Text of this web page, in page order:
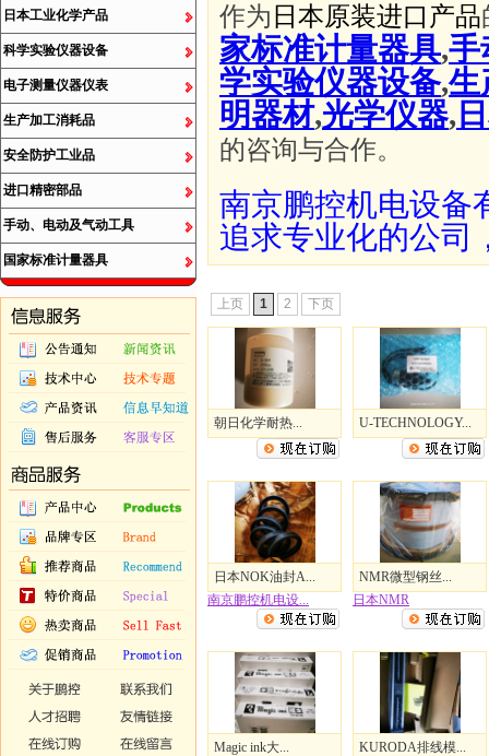
日本工业化学产品
科学实验仪器设备
电子测量仪器仪表
生产加工消耗品
安全防护工业品
进口精密部品
手动、电动及气动工具
国家标准计量器具
作为 日本原装进口产品
家标准计量器具,手
学实验仪器设备,生
明器材,光学仪器,
的咨询与合作。
南京鹏控机电设备
追求专业化的公司
上页 1 2 下页
朝日化学耐热... U-TECHNOLOGY...
日本NOK油封A...
南京鹏控机电设...
NMR微型钢丝...
日本NMR
Magic ink大...
KURODA排线模...